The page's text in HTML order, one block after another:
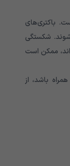
باکتری‌‌‌‌‌‌‌‌‌‌‌‌‌‌‌‌‌‌‌‌‌‌‌‌‌‌‌‌‌‌‌‌‌‌‌‌‌‌‌‌‌‌‌‌‌‌های
شکستگی
ممکن است
باشد، از